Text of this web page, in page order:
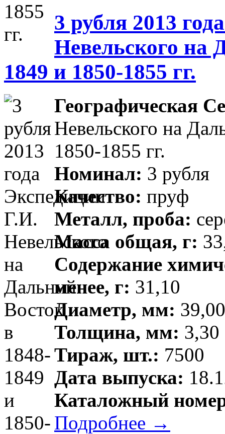
3 рубля 2013
Невельского на
1849 и 1850-1855 гг.
Географическая
Невельского на
1850-1855 гг.
Номинал: 3 рубля
Качество: пруф
Металл, проба:
Масса общая, г:
Содержание
менее, г: 31,10
Диаметр, мм:
Толщина, мм:
Тираж, шт.: 7500
Дата выпуска:
Каталожный
Подробнее →